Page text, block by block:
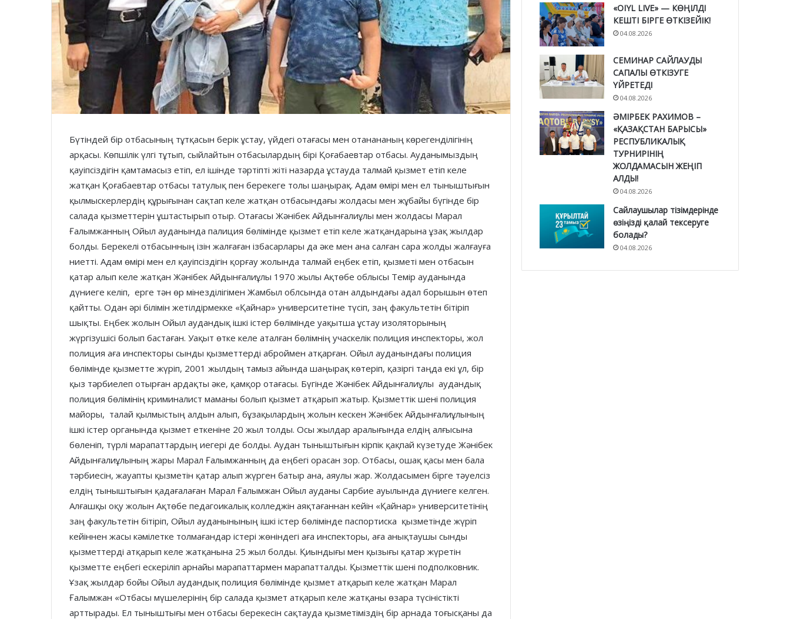
Бүтіндей бір отбасының тұтқасын берік ұстау, үйдегі отағасы мен отанананың көрегенділігінің
арқасы. Көпшілік үлгі тұтып, сыйлайтын отбасылардың бірі Қоғабаевтар отбасы. Ауданымыздың
қауіпсіздігін қамтамасыз етіп, ел ішінде тәртіпті жіті назарда ұстауда талмай қызмет етіп келе
жатқан Қоғабаевтар отбасы татулық пен берекеге толы шаңырақ. Адам өмірі мен ел тыныштығын
қылмыскерлердің құрығынан сақтап келе жатқан отбасындағы жолдасы мен жұбайы бүгінде бір
салада қызметтерін ұштастырып отыр. Отағасы Жәнібек Айдынғалиұлы мен жолдасы Марал
Ғалымжанның Ойыл ауданында палиция бөлімінде қызмет етіп келе жатқандарына ұзақ жылдар
болды. Берекелі отбасынның ізін жалғаған ізбасарлары да әке мен ана салған сара жолды жалғауға
ниетті. Адам өмірі мен ел қауіпсіздігін қорғау жолында талмай еңбек етіп, қызметі мен отбасын
қатар алып келе жатқан Жәнібек Айдынғалиұлы 1970 жылы Ақтөбе облысы Темір ауданында
дүниеге келіп, ерге тән өр мінезділігімен Жамбыл облсында отан алдындағы адал борышын өтеп
қайтты. Одан әрі білімін жетілдірмекке «Қайнар» университетіне түсіп, заң факультетін бітіріп
шықты. Еңбек жолын Ойыл аудандық ішкі істер бөлімінде уақытша ұстау изоляторының
жүргізушісі болып бастаған. Уақыт өтке келе аталған бөлімнің учаскелік полиция инспекторы, жол
полиция аға инспекторы сынды қызметтерді аброймен атқарған. Ойыл ауданындағы полиция
бөлімінде қызметте жүріп, 2001 жылдың тамыз айында шаңырақ көтеріп, қазіргі таңда екі ұл, бір
қыз тәрбиелеп отырған ардақты әке, қамқор отағасы. Бүгінде Жәнібек Айдынғалиұлы аудандық
полиция бөлімінің криминалист маманы болып қызмет атқарып жатыр. Қызметтік шені полиция
майоры, талай қылмыстың алдын алып, бұзақылардың жолын кескен Жәнібек Айдынғалиұлының
ішкі істер органында қызмет еткеніне 20 жыл толды. Осы жылдар аралығында елдің алғысына
бөленіп, түрлі марапаттардың иегері де болды. Аудан тыныштығын кірпік қақпай күзетуде Жәнібек
Айдынғалиұлының жары Марал Ғалымжанның да еңбегі орасан зор. Отбасы, ошақ қасы мен бала
тәрбиесін, жауапты қызметін қатар алып жүрген батыр ана, аяулы жар. Жолдасымен бірге тәуелсіз
елдің тыныштығын қадағалаған Марал Ғалымжан Ойыл ауданы Сарбие ауылында дүниеге келген.
Алғашқы оқу жолын Ақтөбе педагоикалық колледжін аяқтағаннан кейін «Қайнар» университетінің
заң факультетін бітіріп, Ойыл ауданынының ішкі істер бөлімінде паспортиска қызметінде жүріп
кейіннен жасы кәмілетке толмағандар істері жөніндегі аға инспекторы, аға анықтаушы сынды
қызметтерді атқарып келе жатқанына 25 жыл болды. Қиындығы мен қызығы қатар жүретін
қызметте еңбегі ескеріліп арнайы марапаттармен марапатталды. Қызметтік шені подполковник.
Ұзақ жылдар бойы Ойыл аудандық полиция бөлімінде қызмет атқарып келе жатқан Марал
Ғалымжан «Отбасы мүшелерінің бір салада қызмет атқарып келе жатқаны өзара түсіністікті
арттырады. Ел тыныштығы мен отбасы берекесін сақтауда қызметіміздің бір арнада тоғысқаны да
«OIYL LIVE» — КӨҢІЛДІ
КЕШТІ БІРГЕ ӨТКІЗЕЙІК!
04.08.2026
СЕМИНАР САЙЛАУДЫ
САПАЛЫ ӨТКІЗУГЕ
ҮЙРЕТЕДІ
04.08.2026
ӘМІРБЕК РАХИМОВ –
«ҚАЗАҚСТАН БАРЫСЫ»
РЕСПУБЛИКАЛЫҚ
ТУРНИРІНІҢ
ЖОЛДАМАСЫН ЖЕҢІП
АЛДЫ!
04.08.2026
Сайлаушылар тізімдерінде
өзіңізді қалай тексеруге
болады?
04.08.2026